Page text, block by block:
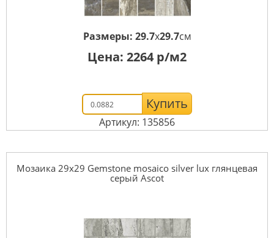
Размеры: 29.7x29.7см
Цена: 2264 р/м2
Купить
Артикул: 135856
Мозаика 29x29 Gemstone mosaico silver lux глянцевая
серый Ascot